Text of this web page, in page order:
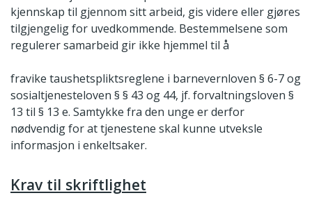
kjennskap til gjennom sitt arbeid, gis videre eller gjøres
tilgjengelig for uvedkommende. Bestemmelsene som
regulerer samarbeid gir ikke hjemmel til å
fravike taushetspliktsreglene i barnevernloven § 6-7 og
sosialtjenesteloven § § 43 og 44, jf. forvaltningsloven §
13 til § 13 e. Samtykke fra den unge er derfor
nødvendig for at tjenestene skal kunne utveksle
informasjon i enkeltsaker.
Krav til skriftlighet